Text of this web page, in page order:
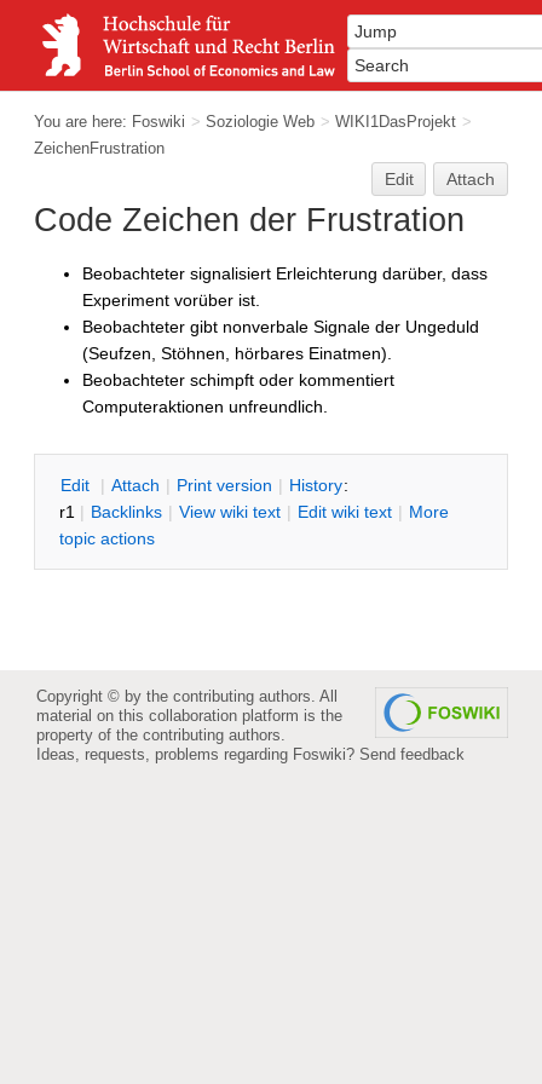
You are here: Foswiki > Soziologie Web > WIKI1DasProjekt >
ZeichenFrustration
Edit Attach
Code Zeichen der Frustration
Beobachteter signalisiert Erleichterung darüber, dass
Experiment vorüber ist.
Beobachteter gibt nonverbale Signale der Ungeduld
(Seufzen, Stöhnen, hörbares Einatmen).
Beobachteter schimpft oder kommentiert
Computeraktionen unfreundlich.
Edit | Attach | Print version | History:
r1 | Backlinks | View wiki text | Edit wiki text | More
topic actions
Copyright © by the contributing authors. All
material on this collaboration platform is the
property of the contributing authors.
Ideas, requests, problems regarding Foswiki? Send feedback